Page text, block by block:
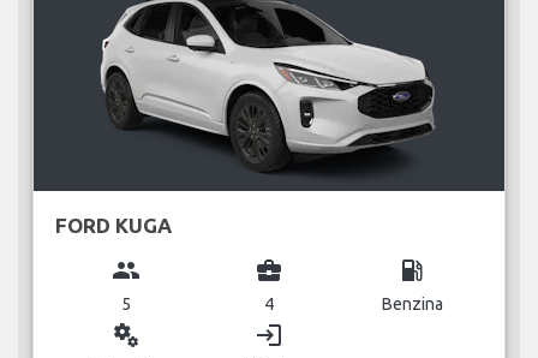
FORD KUGA
group
5
business_center
4
local_gas_station
Benzina
miscellaneous_services login